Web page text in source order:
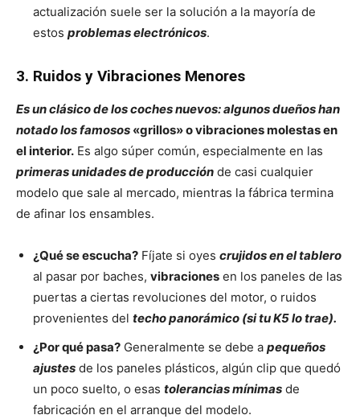
actualización suele ser la solución a la mayoría de
estos problemas electrónicos.
3. Ruidos y Vibraciones Menores
Es un clásico de los coches nuevos: algunos dueños han
notado los famosos «grillos» o vibraciones molestas en
el interior. Es algo súper común, especialmente en las
primeras unidades de producción de casi cualquier
modelo que sale al mercado, mientras la fábrica termina
de afinar los ensambles.
¿Qué se escucha? Fíjate si oyes crujidos en el tablero
al pasar por baches, vibraciones en los paneles de las
puertas a ciertas revoluciones del motor, o ruidos
provenientes del techo panorámico (si tu K5 lo trae).
¿Por qué pasa? Generalmente se debe a pequeños
ajustes de los paneles plásticos, algún clip que quedó
un poco suelto, o esas tolerancias mínimas de
fabricación en el arranque del modelo.